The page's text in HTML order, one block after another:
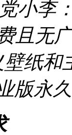
小李：
且无
壁纸和
版永